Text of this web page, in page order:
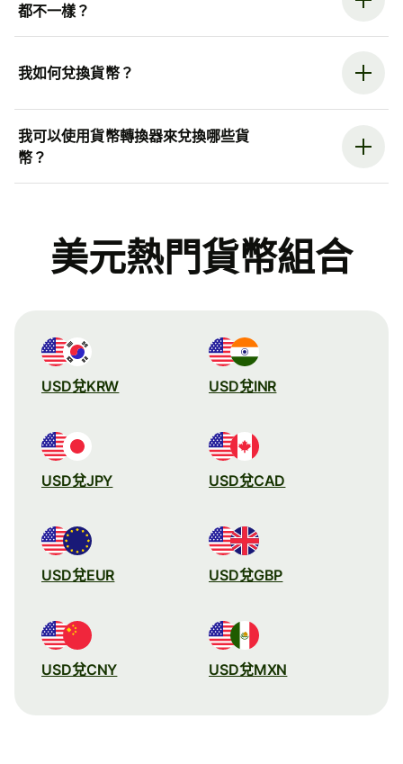
都不一樣？
我如何兌換貨幣？
我可以使用貨幣轉換器來兌換哪些貨
幣？
美元熱門貨幣組合
USD兌KRW USD兌INR
USD兌JPY USD兌CAD
USD兌EUR USD兌GBP
USD兌CNY USD兌MXN